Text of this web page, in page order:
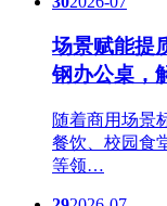
场景赋能提
钢办公桌，
随着商用场景
餐饮、校园食
等领…